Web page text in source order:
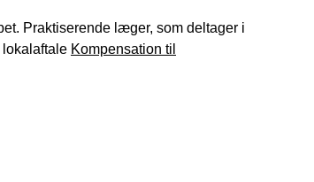
Praktiserende læger, som deltager i
Kompensation til